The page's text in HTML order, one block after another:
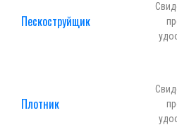
Пескоструйщик
Плотник